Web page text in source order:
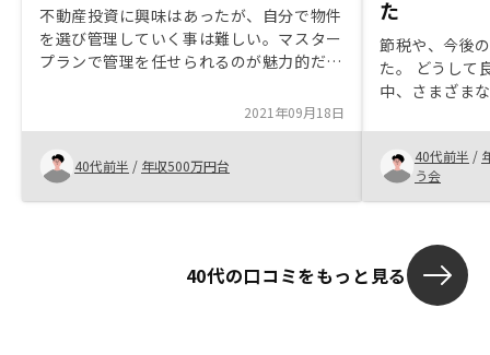
不動産投資に興味はあったが、自分で物件
を選び管理していく事は難しい。マスター
プランで管理を任せられるのが魅力的だっ
華で勢いがあると感じる反面、固定費用の
高さを心配してしまった。単純に見せてび
っくりでは無く、社員から「やり甲斐を感
じる」「会社が急成長をしている」等、コ
メントや説明をして欲しかった。 ２点
のまま喋る人では、客として退屈で話を続
けたいとは思わない。相手の話を聞きなが
2021年09月18日
40代前半 / 年収500万円台
た
節税や、今後
た。 どうして
中、さまざま
はなく、自身
ルの利益率な
った。 また確
など丁寧なサ
40代前半 /
う会
40代の口コミをもっと見る